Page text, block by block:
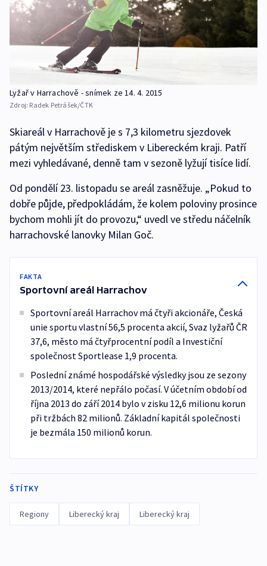
Lyžař v Harrachově - snímek ze 14. 4. 2015
Zdroj: Radek Petrášek/ČTK
Skiareál v Harrachově je s 7,3 kilometru sjezdovek
pátým největším střediskem v Libereckém kraji. Patří
mezi vyhledávané, denně tam v sezoně lyžují tisíce lidí.
Od pondělí 23. listopadu se areál zasněžuje. „Pokud to
dobře půjde, předpokládám, že kolem poloviny prosince
bychom mohli jít do provozu,“ uvedl ve středu náčelník
harrachovské lanovky Milan Goč.
FAKTA
Sportovní areál Harrachov
Sportovní areál Harrachov má čtyři akcionáře, Česká
unie sportu vlastní 56,5 procenta akcií, Svaz lyžařů ČR
37,6, město má čtyřprocentní podíl a Investiční
společnost Sportlease 1,9 procenta.
Poslední známé hospodářské výsledky jsou ze sezony
2013/2014, které nepřálo počasí. V účetním období od
října 2013 do září 2014 bylo v zisku 12,6 milionu korun
při tržbách 82 milionů. Základní kapitál společnosti
je bezmála 150 milionů korun.
ŠTÍTKY
Regiony Liberecký kraj Liberecký kraj